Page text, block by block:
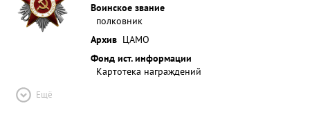
Воинское звание
полковник
Архив ЦАМО
Фонд ист. информации
Картотека награждений
Ещё